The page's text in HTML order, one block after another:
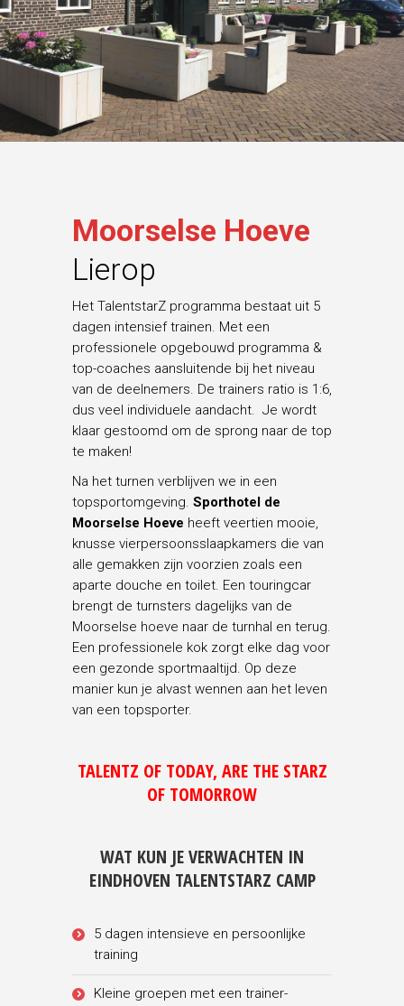
Moorselse Hoeve
Lierop
Het TalentstarZ programma bestaat uit 5
dagen intensief trainen. Met een
professionele opgebouwd programma &
top-coaches aansluitende bij het niveau
van de deelnemers. De trainers ratio is 1:6,
dus veel individuele aandacht. Je wordt
klaar gestoomd om de sprong naar de top
te maken!
Na het turnen verblijven we in een
topsportomgeving. Sporthotel de
Moorselse Hoeve heeft veertien mooie,
knusse vierpersoonsslaapkamers die van
alle gemakken zijn voorzien zoals een
aparte douche en toilet. Een touringcar
brengt de turnsters dagelijks van de
Moorselse hoeve naar de turnhal en terug.
Een professionele kok zorgt elke dag voor
een gezonde sportmaaltijd. Op deze
manier kun je alvast wennen aan het leven
van een topsporter.
TALENTZ OF TODAY, ARE THE STARZ
OF TOMORROW
WAT KUN JE VERWACHTEN IN
EINDHOVEN TALENTSTARZ CAMP
5 dagen intensieve en persoonlijke
training
Kleine groepen met een trainer-